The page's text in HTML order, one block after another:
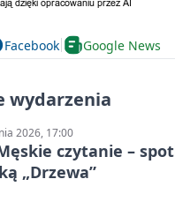
Facebook Google News
wydarzenia
2026, 17:00
czytanie –
„Drzewa”